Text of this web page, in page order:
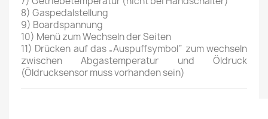
8) Gaspedalstellung
9) Boardspannung
10) Menü zum Wechseln der Seiten
11) Drücken auf das „Auspuffsymbol“ zum wechseln
zwischen Abgastemperatur und Öldruck
(Öldrucksensor muss vorhanden sein)